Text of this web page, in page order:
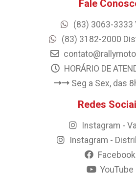
Fale
(83) 3063-3333
(83) 3182-2000
HORÁRIO DE
Seg a Sex, das
Redes
Instagram -
Instagram -
Facebook
YouTube